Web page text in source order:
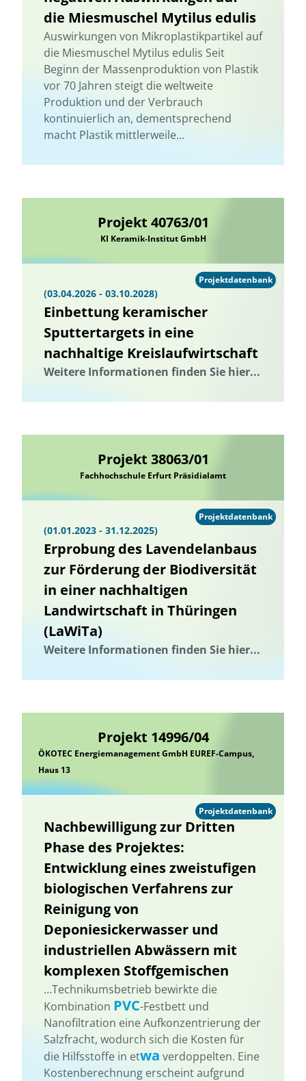
die Miesmuschel Mytilus edulis
Auswirkungen von Mikroplastikpartikel auf
die Miesmuschel Mytilus edulis Seit
Beginn der Massenproduktion von Plastik
vor 70 Jahren steigt die weltweite
Produktion und der Verbrauch
kontinuierlich an, dementsprechend
macht Plastik mittlerweile...
Projekt 40763/01
KI Keramik-Institut GmbH
(03.04.2026 - 03.10.2028)
Einbettung keramischer
Sputtertargets in eine
nachhaltige Kreislaufwirtschaft
Weitere Informationen finden Sie hier...
Projektdatenbank
Projekt 38063/01
Fachhochschule Erfurt Präsidialamt
(01.01.2023 - 31.12.2025)
Erprobung des Lavendelanbaus
zur Förderung der Biodiversität
in einer nachhaltigen
Landwirtschaft in Thüringen
(LaWiTa)
Weitere Informationen finden Sie hier...
Projektdatenbank
Projekt 14996/04
ÖKOTEC Energiemanagement GmbH EUREF-Campus,
Haus 13
Nachbewilligung zur Dritten
Phase des Projektes:
Entwicklung eines zweistufigen
biologischen Verfahrens zur
Reinigung von
Deponiesickerwasser und
industriellen Abwässern mit
komplexen Stoffgemischen
...Technikumsbetrieb bewirkte die
Kombination PVC-Festbett und
Nanofiltration eine Aufkonzentrierung der
Salzfracht, wodurch sich die Kosten für
die Hilfsstoffe in etwa verdoppelten. Eine
Kostenberechnung erscheint aufgrund
Projektdatenbank